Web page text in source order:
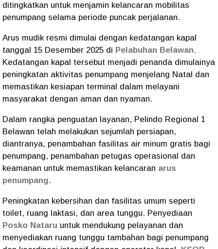
ditingkatkan untuk menjamin kelancaran mobilitas
penumpang selama periode puncak perjalanan.
Arus mudik resmi dimulai dengan kedatangan kapal
tanggal 15 Desember 2025 di Pelabuhan Belawan.
Kedatangan kapal tersebut menjadi penanda dimulainya
peningkatan aktivitas penumpang menjelang Natal dan
memastikan kesiapan terminal dalam melayani
masyarakat dengan aman dan nyaman.
Dalam rangka penguatan layanan, Pelindo Regional 1
Belawan telah melakukan sejumlah persiapan,
diantranya, penambahan fasilitas air minum gratis bagi
penumpang, penambahan petugas operasional dan
keamanan untuk memastikan kelancaran arus
penumpang.
Peningkatan kebersihan dan fasilitas umum seperti
toilet, ruang laktasi, dan area tunggu. Penyediaan
Posko Nataru untuk mendukung pelayanan dan
menyediakan ruang tunggu tambahan bagi penumpang